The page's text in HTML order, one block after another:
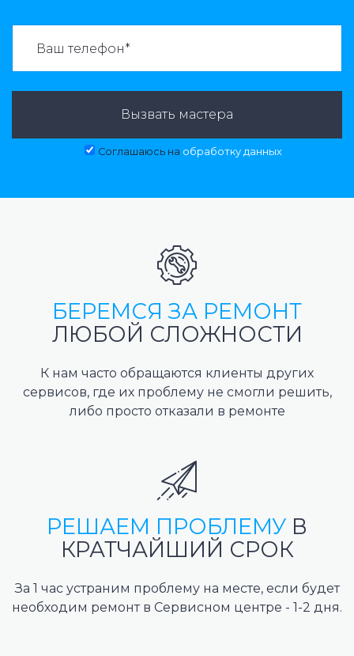
Вызвать мастера
Соглашаюсь на обработку данных
БЕРЕМСЯ ЗА РЕМОНТ
ЛЮБОЙ СЛОЖНОСТИ
К нам часто обращаются клиенты других
сервисов, где их проблему не смогли решить,
либо просто отказали в ремонте
РЕШАЕМ ПРОБЛЕМУ В
КРАТЧАЙШИЙ СРОК
За 1 час устраним проблему на месте, если будет
необходим ремонт в Сервисном центре - 1-2 дня.